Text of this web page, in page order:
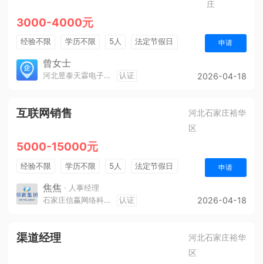
庄
3000-4000元
经验不限 学历不限 5人
法定节假日
销售奖金
申请
曾女士
河北昱泰天霖电子科技有限公司 认证 2026-04-18
互联网销售
河北石家庄裕华
区
5000-15000元
经验不限 学历不限 5人
法定节假日
休假制度
销售奖金
综合补贴
包吃住 五险一金
申请
焦焦 · 人事经理
石家庄信赢网络科技有限公司
认证 2026-04-18
渠道经理
河北石家庄裕华
区